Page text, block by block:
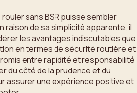
sans BSR puisse sembler
raison de sa simplicité apparente, il
les avantages indiscutables que
en termes de sécurité routière et
entre rapidité et responsabilité
du côté de la prudence et du
assurer une expérience positive et